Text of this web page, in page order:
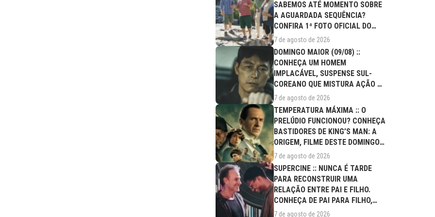
SABEMOS ATÉ MOMENTO SOBRE
A AGUARDADA SEQUÊNCIA?
CONFIRA 1ª FOTO OFICIAL DO
ELENCO!
7 de agosto de 2026
DOMINGO MAIOR (09/08) ::
CONHEÇA UM HOMEM
IMPLACÁVEL, SUSPENSE SUL-
COREANO QUE MISTURA AÇÃO E
DRAMA FAMILIAR
7 de agosto de 2026
TEMPERATURA MÁXIMA :: O
PRELÚDIO FUNCIONOU? CONHEÇA
BASTIDORES DE KING’S MAN: A
ORIGEM, FILME DESTE DOMINGO
(09/08)
7 de agosto de 2026
SUPERCINE :: NUNCA É TARDE
PARA RECONSTRUIR UMA
RELAÇÃO ENTRE PAI E FILHO.
CONHEÇA DE PAI PARA FILHO,
FILME DESTE...
7 de agosto de 2026